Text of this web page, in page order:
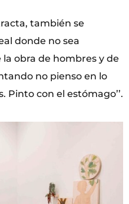
también se
donde no sea
obra de hombres y de
no pienso en lo
con el estómago’’.